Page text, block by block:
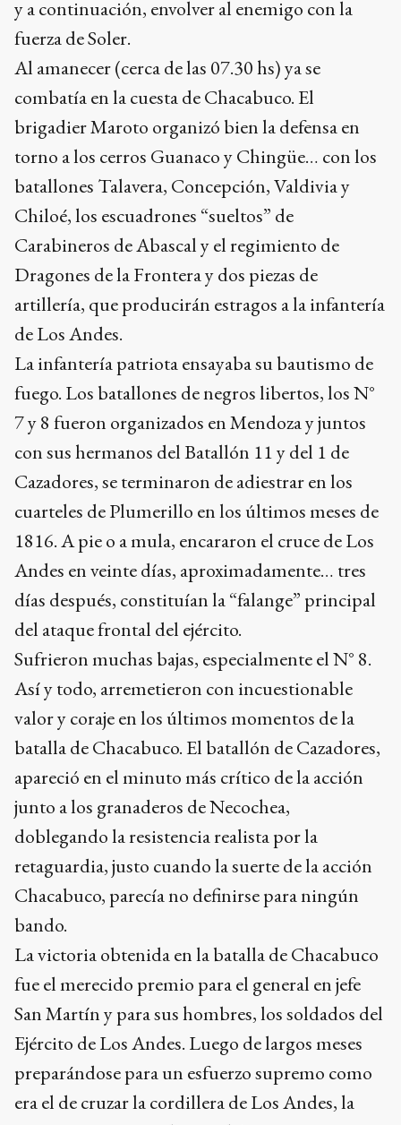
y a continuación, envolver al enemigo con la
fuerza de Soler.
Al amanecer (cerca de las 07.30 hs) ya se
combatía en la cuesta de Chacabuco. El
brigadier Maroto organizó bien la defensa en
torno a los cerros Guanaco y Chingüe… con los
batallones Talavera, Concepción, Valdivia y
Chiloé, los escuadrones “sueltos” de
Carabineros de Abascal y el regimiento de
Dragones de la Frontera y dos piezas de
artillería, que producirán estragos a la infantería
de Los Andes.
La infantería patriota ensayaba su bautismo de
fuego. Los batallones de negros libertos, los N°
7 y 8 fueron organizados en Mendoza y juntos
con sus hermanos del Batallón 11 y del 1 de
Cazadores, se terminaron de adiestrar en los
cuarteles de Plumerillo en los últimos meses de
1816. A pie o a mula, encararon el cruce de Los
Andes en veinte días, aproximadamente… tres
días después, constituían la “falange” principal
del ataque frontal del ejército.
Sufrieron muchas bajas, especialmente el N° 8.
Así y todo, arremetieron con incuestionable
valor y coraje en los últimos momentos de la
batalla de Chacabuco. El batallón de Cazadores,
apareció en el minuto más crítico de la acción
junto a los granaderos de Necochea,
doblegando la resistencia realista por la
retaguardia, justo cuando la suerte de la acción
Chacabuco, parecía no definirse para ningún
bando.
La victoria obtenida en la batalla de Chacabuco
fue el merecido premio para el general en jefe
San Martín y para sus hombres, los soldados del
Ejército de Los Andes. Luego de largos meses
preparándose para un esfuerzo supremo como
era el de cruzar la cordillera de Los Andes, la